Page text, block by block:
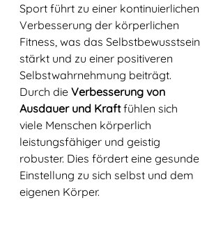
Sport führt zu einer kontinuierlichen
Verbesserung der körperlichen
Fitness, was das Selbstbewusstsein
stärkt und zu einer positiveren
Selbstwahrnehmung beiträgt.
Durch die Verbesserung von
Ausdauer und Kraft fühlen sich
viele Menschen körperlich
leistungsfähiger und geistig
robuster. Dies fördert eine gesunde
Einstellung zu sich selbst und dem
eigenen Körper.